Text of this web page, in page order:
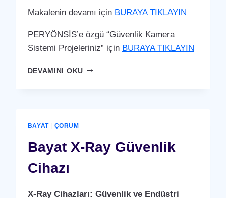
Makalenin devamı için BURAYA TIKLAYIN
PERYÖNSİS’e özgü “Güvenlik Kamera
Sistemi Projeleriniz” için BURAYA TIKLAYIN
DEVAMINI OKUBAYAT
BAYAT| ÇORUM
Bayat X-Ray Güvenlik
Cihazı
X-Ray Cihazları: Güvenlik ve Endüstri